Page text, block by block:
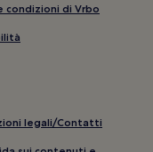
nelle vicinanze
Night Bazaar: hotel
condizioni di Vrbo
legali/Contatti